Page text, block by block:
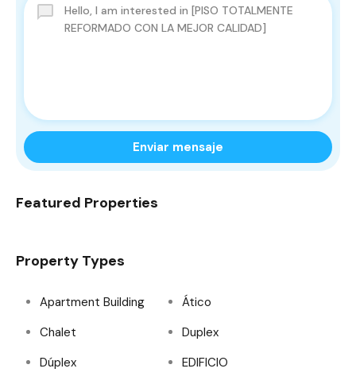
Enviar mensaje
Featured Properties
Property Types
Apartment Building
Ático
Chalet
Duplex
Dúplex
EDIFICIO